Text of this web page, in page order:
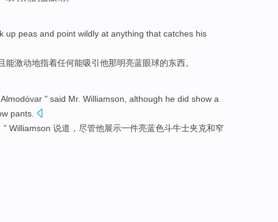
up peas and point wildly at anything that catches his
能激动地指着任何能吸引 他那明亮蓝眼球的东西。
" said Mr. Williamson although he did show a
pants
” Williamson 说道 ， 尽管他展示一件亮蓝色斗牛士夹克和窄